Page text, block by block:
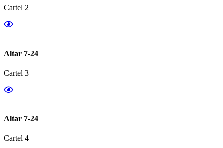
Cartel 2
Altar 7-24
Cartel 3
Altar 7-24
Cartel 4